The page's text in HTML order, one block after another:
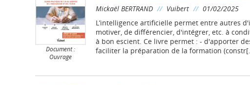
Document :
Ouvrage
Mickaël BERTRAND // Vuibert // 01/02/2025
L’intelligence artificielle permet entre autres
motiver, de différencier, d'intégrer, etc. à
à bon escient. Ce livre permet : - d'apporter
faciliter la préparation de la formation